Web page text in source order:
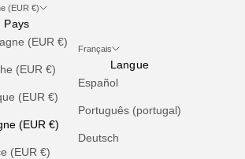
(EUR €)
Pays
(EUR €)
(EUR €)
(EUR €)
(EUR €)
(EUR €)
Français
Langue
Español
Português (portugal)
Deutsch